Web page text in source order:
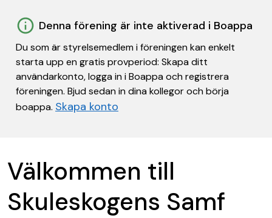
Denna förening är inte aktiverad i Boappa
Du som är styrelsemedlem i föreningen kan enkelt
starta upp en gratis provperiod: Skapa ditt
användarkonto, logga in i Boappa och registrera
föreningen. Bjud sedan in dina kollegor och börja
boappa. Skapa konto
Välkommen till
Skuleskogens Samf